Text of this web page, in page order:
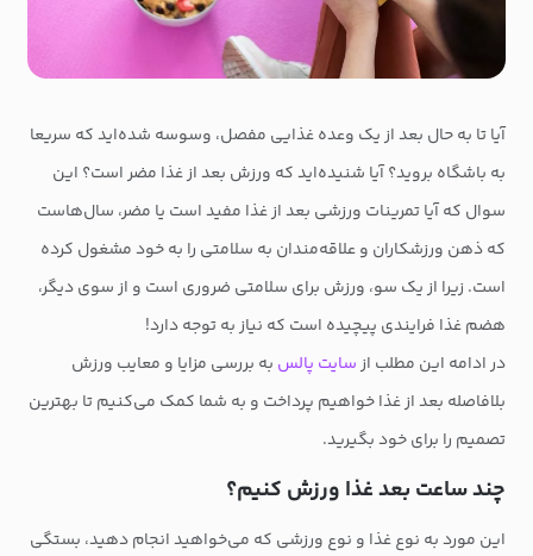
آیا تا به حال بعد از یک وعده غذایی مفصل، وسوسه شده‌اید که سریعا
به باشگاه بروید؟ آیا شنیده‌اید که ورزش بعد از غذا مضر است؟ این
سوال که آیا تمرینات ورزشی بعد از غذا مفید است یا مضر، سال‌هاست
که ذهن ورزشکاران و علاقه‌مندان به سلامتی را به خود مشغول کرده
است. زیرا از یک سو، ورزش برای سلامتی ضروری است و از سوی دیگر،
هضم غذا فرایندی پیچیده است که نیاز به توجه دارد!
در ادامه این مطلب ازسایت پالس به بررسی مزایا و معایب ورزش
بلافاصله بعد از غذا خواهیم پرداخت و به شما کمک می‌کنیم تا بهترین
تصمیم را برای خود بگیرید.
چند ساعت بعد غذا ورزش کنیم؟
این مورد به نوع غذا و نوع ورزشی که می‌خواهید انجام دهید، بستگی